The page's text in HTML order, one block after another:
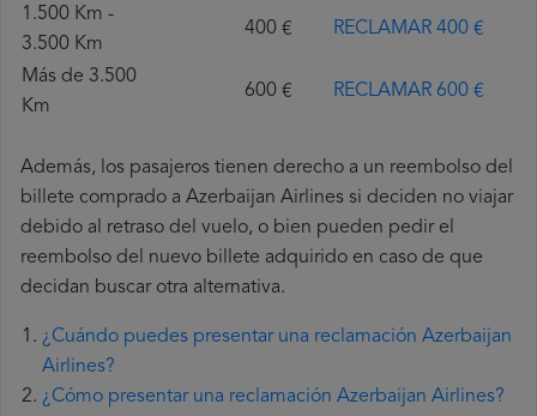
1.500 Km -
3.500 Km
400 € RECLAMAR 400 €
Más de 3.500
Km
600 € RECLAMAR 600 €
Además, los pasajeros tienen derecho a un reembolso del
billete comprado a Azerbaijan Airlines si deciden no viajar
debido al retraso del vuelo, o bien pueden pedir el
reembolso del nuevo billete adquirido en caso de que
decidan buscar otra alternativa.
¿Cuándo puedes presentar una reclamación Azerbaijan
Airlines?
¿Cómo presentar una reclamación Azerbaijan Airlines?